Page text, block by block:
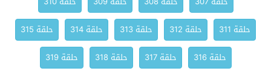
حلقة 311
حلقة 312 حلقة 313 حلقة 314
حلقة 315
حلقة 316
حلقة 317 حلقة 318
حلقة 319